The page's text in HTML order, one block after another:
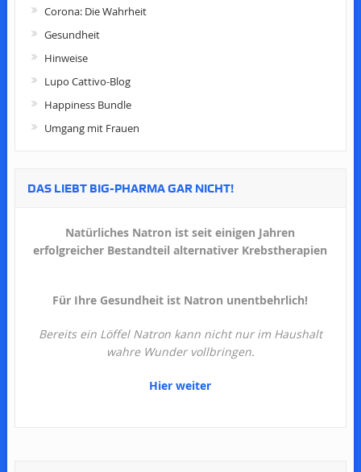
Corona: Die Wahrheit
Gesundheit
Hinweise
Lupo Cattivo-Blog
Happiness Bundle
Umgang mit Frauen
DAS LIEBT BIG-PHARMA GAR NICHT!
Natürliches Natron ist seit einigen Jahren
erfolgreicher Bestandteil alternativer Krebstherapien
Für Ihre Gesundheit ist Natron unentbehrlich!
Bereits ein Löffel Natron kann nicht nur im Haushalt
wahre Wunder vollbringen.
Hier weiter